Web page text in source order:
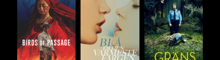
LES MER LES MER LES MER